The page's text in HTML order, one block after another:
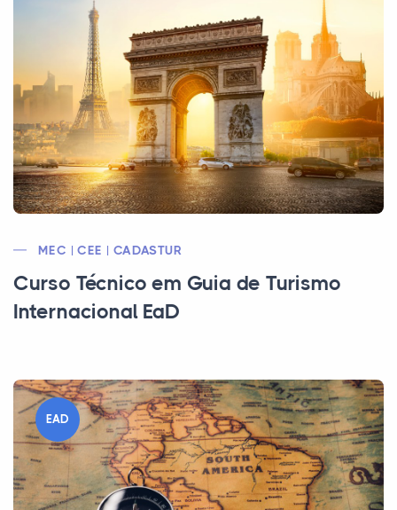
MEC | CEE | CADASTUR
Curso Técnico em Guia de Turismo
Internacional EaD
EAD